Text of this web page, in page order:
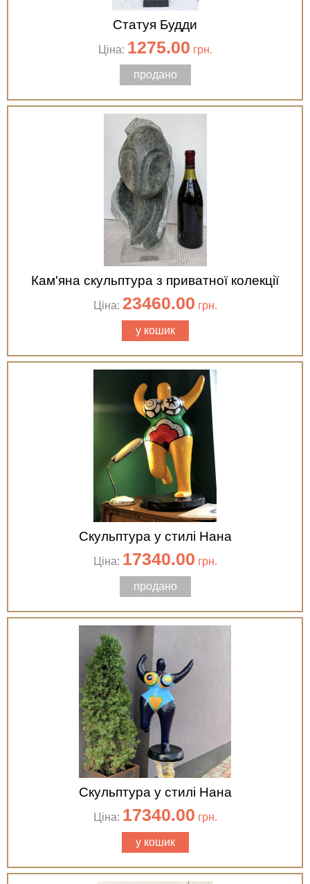
Статуя Будди
Ціна: 1275.00 грн.
продано
Кам'яна скульптура з приватної колекції
Ціна: 23460.00 грн.
у кошик
Скульптура у стилі Нана
Ціна: 17340.00 грн.
продано
Скульптура у стилі Нана
Ціна: 17340.00 грн.
у кошик